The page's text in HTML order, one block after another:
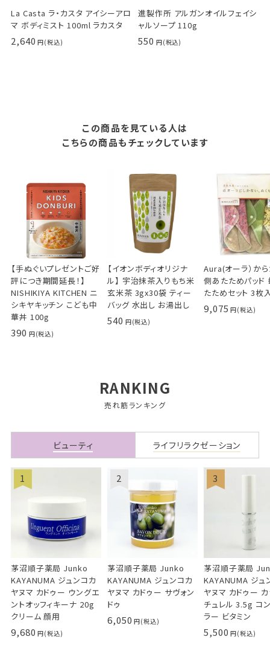
La Casta ラ・カスタ アイシーアロ
マ ボディミスト 100ml ラカスタ
2,640
進製作所 アルガンオイルフェイシ
ャルソープ 110g
550
この商品を見ている人は
こちらの商品もチェックしています
【手ぬぐいプレゼントご好
評につき期間延長！】
NISHIKIYA KITCHEN ニ
シキヤキッチン こども中
華丼 100g
390
【イオンボディオリジナ
ル】 宇治抹茶入りもち米
玄米茶 3gx30袋 ティー
バッグ 水出し お湯出し
540
Aura(オーラ）か
側あたためパッド
たためセット 3枚
9,075
RANKING
売れ筋ランキング
ビューティ ライフリラクゼーション
茅沼順子薬局 Junko
KAYANUMA ジュンコカ
ヤヌマ カドゥー ウングエ
ントオッフィキーナ 20g
クリーム 顔用
9,680
茅沼順子薬局 Junko
KAYANUMA ジュンコカ
ヤヌマ カドゥー サヴォン
ドゥ
6,050
茅沼順子薬局
KAYANUMA ジュ
ヤヌマ カドゥー
チュレル 3.5g コ
ラー ビタミン
5,500